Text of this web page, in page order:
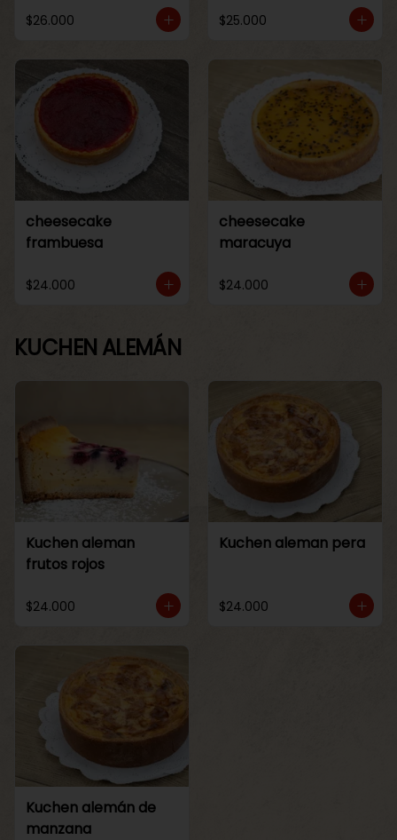
$26.000 $25.000
cheesecake
frambuesa
$24.000
cheesecake
maracuya
$24.000
KUCHEN ALEMÁN
Kuchen aleman
frutos rojos
$24.000
Kuchen aleman pera
$24.000
Kuchen alemán de
manzana